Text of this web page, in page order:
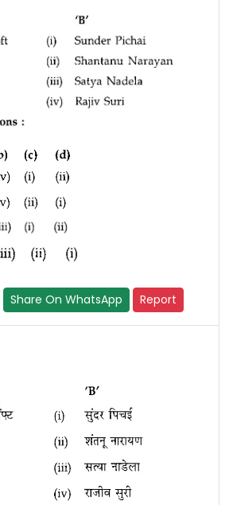
Share On WhatsApp Report